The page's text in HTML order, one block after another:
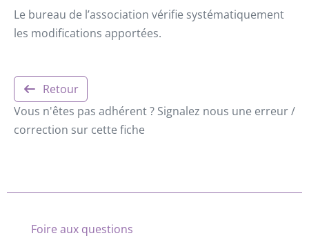
Le bureau de l’association vérifie systématiquement
les modifications apportées.
Retour
Vous n'êtes pas adhérent ? Signalez nous une erreur /
correction sur cette fiche
Foire aux questions